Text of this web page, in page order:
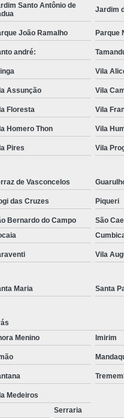
de Container com
de Container de Munck
Transporte de Containers
de Containers Vazios
de Equipamentos e
de Equipamentos
Máquinas com Caminhão
de Máquinas com
de Máquinas
Transporte e
Santo Antônio de
Jardim
João Ramalho Parque
andré:
Vila
Assunção Vila
Floresta Vila
Homero Thon Vila
Pires Vila
de Vasconcelos
das Cruzes Piqueri
Bernardo do Campo São
Vila
Maria Santa
Menino Imirim
Medeiros
Serraria